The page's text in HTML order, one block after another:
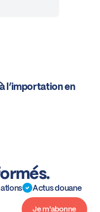
l’importation en
Actus douane